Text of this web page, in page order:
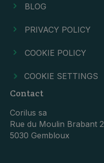
BLOG
PRIVACY POLICY
COOKIE POLICY
COOKIE SETTINGS
Contact
Corilus sa
Rue du Moulin Brabant 2
5030 Gembloux